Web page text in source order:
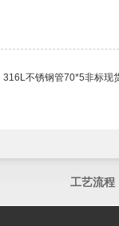
316L不锈钢管70*5非标现
工艺流程